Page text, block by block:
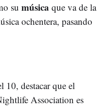
su música que va de la
ochentera, pasando
10, destacar que el
Association es